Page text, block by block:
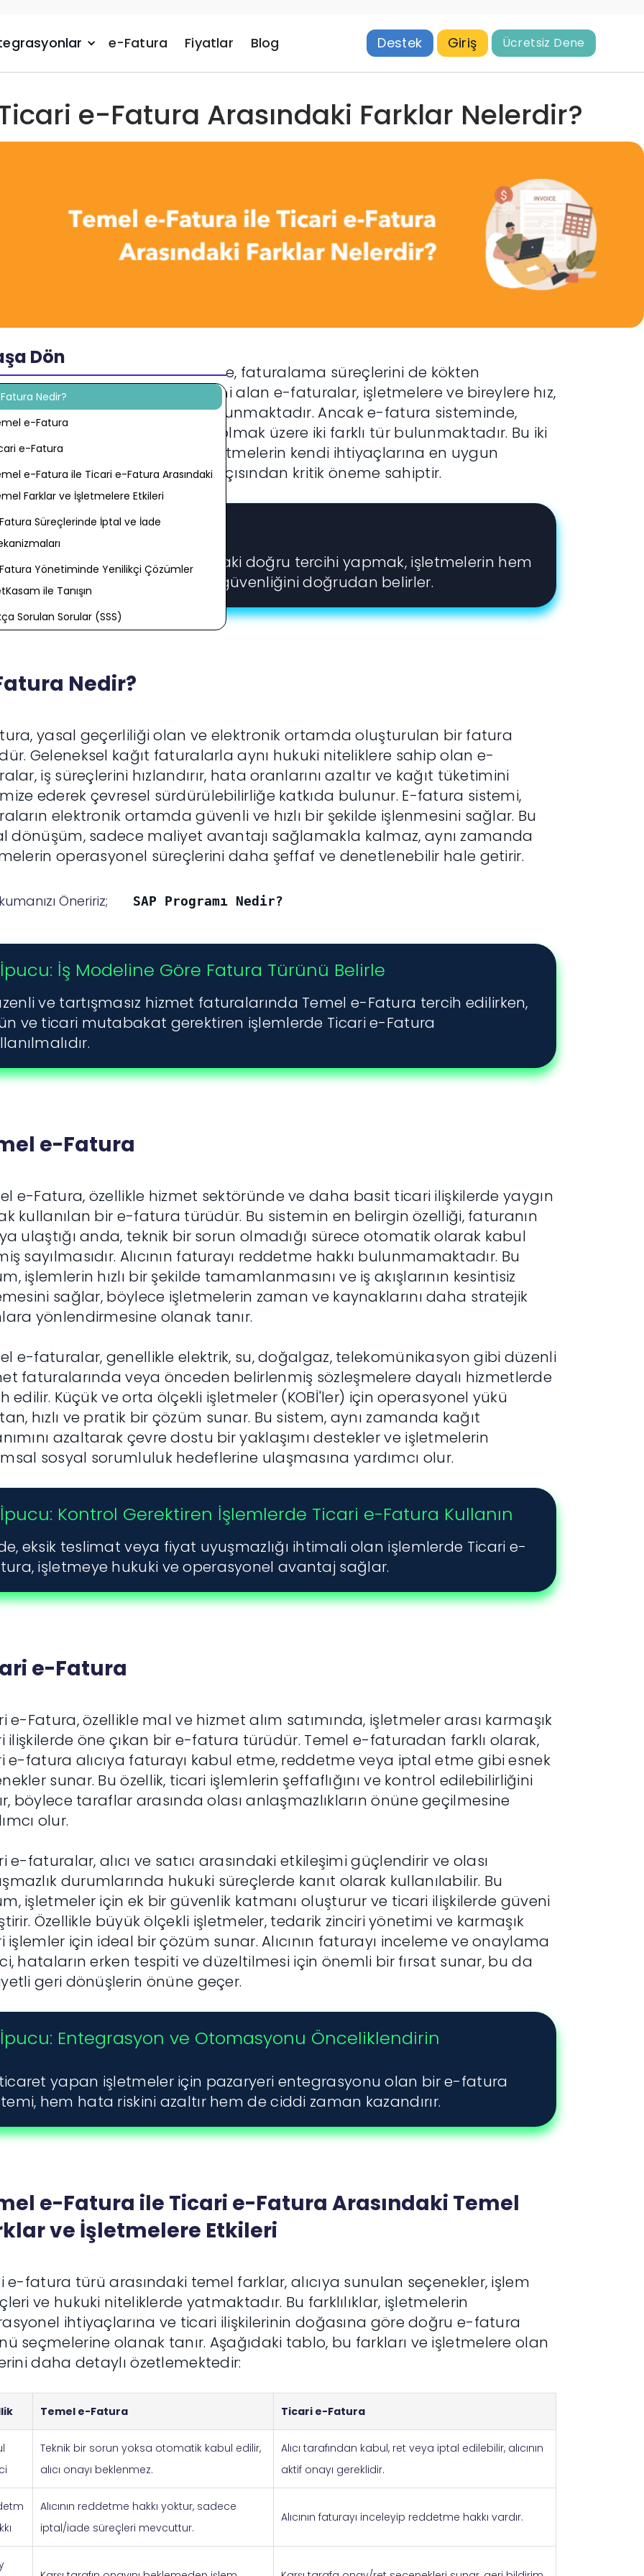
e-Fatura Fiyatlar Blog Destek Giriş Ücretsiz Dene
e-Fatura Arasındaki Farklar Nelerdir?
Dön
Nedir?
e-Fatura
e-Fatura
e-Fatura ile Ticari e-Fatura Arasındaki
Farklar ve İşletmelere Etkileri
Süreçlerinde İptal ve İade
Yönetiminde Yenilikçi Çözümler
ile Tanışın
Sorulan Sorular (SSS)
iş dünyasında dijitalleşme, faturalama süreçlerini de kökten
Kağıt faturaların yerini alan e-faturalar, işletmelere ve bireylere hız,
ve çevre dostu çözümler sunmaktadır. Ancak e-fatura sisteminde,
e-Fatura ve Ticari e-Fatura olmak üzere iki farklı tür bulunmaktadır. Bu iki
farkları anlamak, işletmelerin kendi ihtiyaçlarına en uygun
çözümünü seçmeleri açısından kritik öneme sahiptir.
Temel Fikir
ve Ticari e-Fatura arasındaki doğru tercihi yapmak, işletmelerin hem
hızını hem de ticari güvenliğini doğrudan belirler.
Nedir?
yasal geçerliliği olan ve elektronik ortamda oluşturulan bir fatura
Geleneksel kağıt faturalarla aynı hukuki niteliklere sahip olan e-
iş süreçlerini hızlandırır, hata oranlarını azaltır ve kağıt tüketimini
ederek çevresel sürdürülebilirliğe katkıda bulunur. E-fatura sistemi,
elektronik ortamda güvenli ve hızlı bir şekilde işlenmesini sağlar. Bu
dönüşüm, sadece maliyet avantajı sağlamakla kalmaz, aynı zamanda
operasyonel süreçlerini daha şeffaf ve denetlenebilir hale getirir.
Öneririz; SAP Programı Nedir?
İpucu: İş Modeline Göre Fatura Türünü Belirle
ve tartışmasız hizmet faturalarında Temel e-Fatura tercih edilirken,
ve ticari mutabakat gerektiren işlemlerde Ticari e-Fatura
e-Fatura
e-Fatura, özellikle hizmet sektöründe ve daha basit ticari ilişkilerde yaygın
kullanılan bir e-fatura türüdür. Bu sistemin en belirgin özelliği, faturanın
ulaştığı anda, teknik bir sorun olmadığı sürece otomatik olarak kabul
sayılmasıdır. Alıcının faturayı reddetme hakkı bulunmamaktadır. Bu
işlemlerin hızlı bir şekilde tamamlanmasını ve iş akışlarının kesintisiz
sağlar, böylece işletmelerin zaman ve kaynaklarını daha stratejik
yönlendirmesine olanak tanır.
e-faturalar, genellikle elektrik, su, doğalgaz, telekomünikasyon gibi düzenli
faturalarında veya önceden belirlenmiş sözleşmelere dayalı hizmetlerde
edilir. Küçük ve orta ölçekli işletmeler (KOBİ'ler) için operasyonel yükü
hızlı ve pratik bir çözüm sunar. Bu sistem, aynı zamanda kağıt
azaltarak çevre dostu bir yaklaşımı destekler ve işletmelerin
sosyal sorumluluk hedeflerine ulaşmasına yardımcı olur.
İpucu: Kontrol Gerektiren İşlemlerde Ticari e-Fatura Kullanın
eksik teslimat veya fiyat uyuşmazlığı ihtimali olan işlemlerde Ticari e-
işletmeye hukuki ve operasyonel avantaj sağlar.
e-Fatura
e-Fatura, özellikle mal ve hizmet alım satımında, işletmeler arası karmaşık
ilişkilerde öne çıkan bir e-fatura türüdür. Temel e-faturadan farklı olarak,
e-fatura alıcıya faturayı kabul etme, reddetme veya iptal etme gibi esnek
sunar. Bu özellik, ticari işlemlerin şeffaflığını ve kontrol edilebilirliğini
böylece taraflar arasında olası anlaşmazlıkların önüne geçilmesine
olur.
e-faturalar, alıcı ve satıcı arasındaki etkileşimi güçlendirir ve olası
durumlarında hukuki süreçlerde kanıt olarak kullanılabilir. Bu
işletmeler için ek bir güvenlik katmanı oluşturur ve ticari ilişkilerde güveni
Özellikle büyük ölçekli işletmeler, tedarik zinciri yönetimi ve karmaşık
işlemler için ideal bir çözüm sunar. Alıcının faturayı inceleme ve onaylama
hataların erken tespiti ve düzeltilmesi için önemli bir fırsat sunar, bu da
geri dönüşlerin önüne geçer.
İpucu: Entegrasyon ve Otomasyonu Önceliklendirin
yapan işletmeler için pazaryeri entegrasyonu olan bir e-fatura
hem hata riskini azaltır hem de ciddi zaman kazandırır.
e-Fatura ile Ticari e-Fatura Arasındaki Temel
ve İşletmelere Etkileri
e-fatura türü arasındaki temel farklar, alıcıya sunulan seçenekler, işlem
ve hukuki niteliklerde yatmaktadır. Bu farklılıklar, işletmelerin
ihtiyaçlarına ve ticari ilişkilerinin doğasına göre doğru e-fatura
seçmelerine olanak tanır. Aşağıdaki tablo, bu farkları ve işletmelere olan
daha detaylı özetlemektedir:
Temel e-Fatura Ticari e-Fatura
Teknik bir sorun yoksa otomatik kabul edilir,
alıcı onayı beklenmez.
Alıcı tarafından kabul, ret veya iptal edilebilir, alıcının
aktif onayı gereklidir.
Alıcının reddetme hakkı yoktur, sadece
iptal/iade süreçleri mevcuttur.
Alıcının faturayı inceleyip reddetme hakkı vardır.